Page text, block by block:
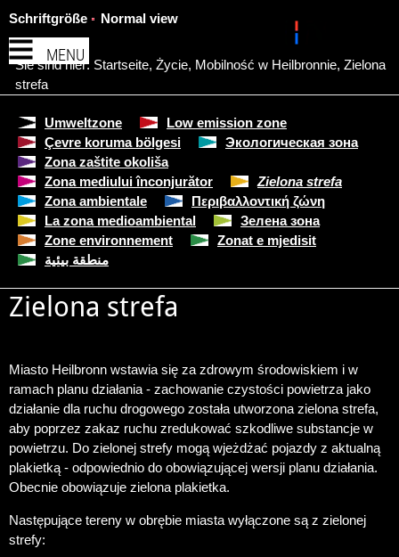
MENU
Schriftgröße Normal view
Sie sind hier: Startseite, Życie, Mobilność w Heilbronnie, Zielona
strefa
Umweltzone
Low emission zone
Çevre koruma bölgesi
Экологическая зона
Zona zaštite okoliša
Zona mediului înconjurător
Zielona strefa
Zona ambientale
Περιβαλλοντική ζώνη
La zona medioambiental
Зелена зона
Zone environnement
Zonat e mjedisit
منطقة بيئية
Zielona strefa
Miasto Heilbronn wstawia się za zdrowym środowiskiem i w
ramach planu działania - zachowanie czystości powietrza jako
działanie dla ruchu drogowego została utworzona zielona strefa,
aby poprzez zakaz ruchu zredukować szkodliwe substancje w
powietrzu. Do zielonej strefy mogą wjeżdżać pojazdy z aktualną
plakietką - odpowiednio do obowiązującej wersji planu działania.
Obecnie obowiązuje zielona plakietka.
Następujące tereny w obrębie miasta wyłączone są z zielonej
strefy: